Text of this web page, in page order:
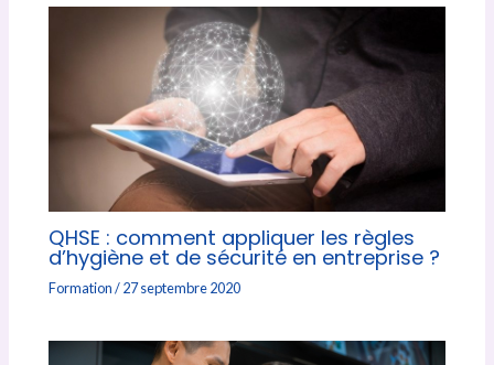
QHSE : comment appliquer les règles
d’hygiène et de sécurité en entreprise ?
Formation/27 septembre 2020